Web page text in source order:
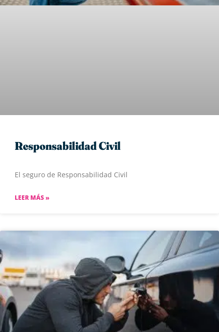
Responsabilidad Civil
El seguro de Responsabilidad Civil
LEER MÁS »